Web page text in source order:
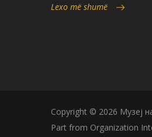
Lexo më shumë
Copyright © 2026 Музеј
Part from Organization